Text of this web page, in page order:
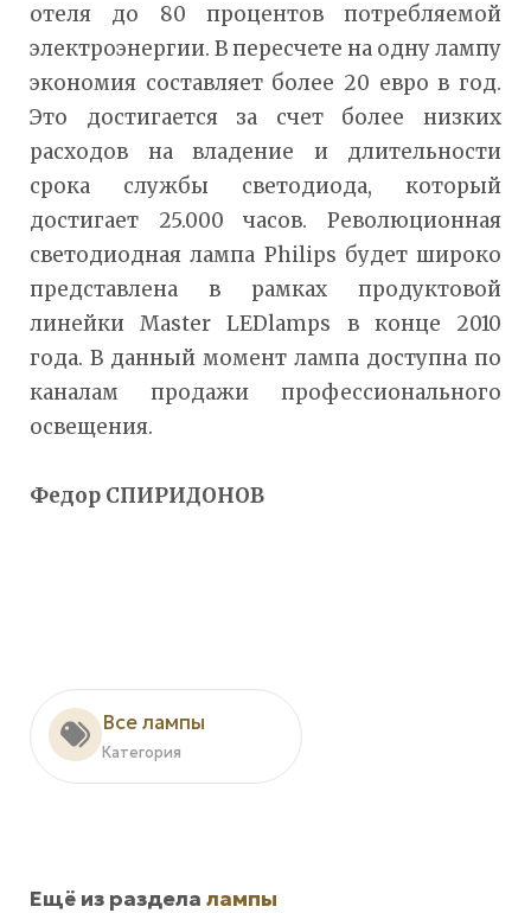
отеля до 80 процентов потребляемой
электроэнергии. В пересчете на одну лампу
экономия составляет более 20 евро в год.
Это достигается за счет более низких
расходов на владение и длительности
срока службы светодиода, который
достигает 25.000 часов. Революционная
светодиодная лампа Philips будет широко
представлена в рамках продуктовой
линейки Master LEDlamps в конце 2010
года. В данный момент лампа доступна по
каналам продажи профессионального
освещения.
Федор СПИРИДОНОВ
Все лампы
Категория
Ещё из раздела лампы